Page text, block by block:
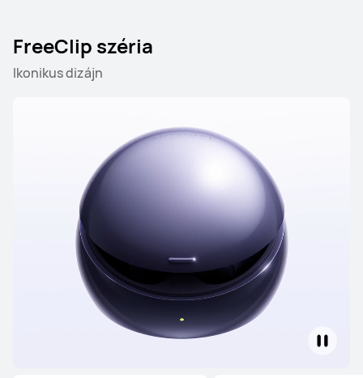
FreeClip széria
Ikonikus dizájn